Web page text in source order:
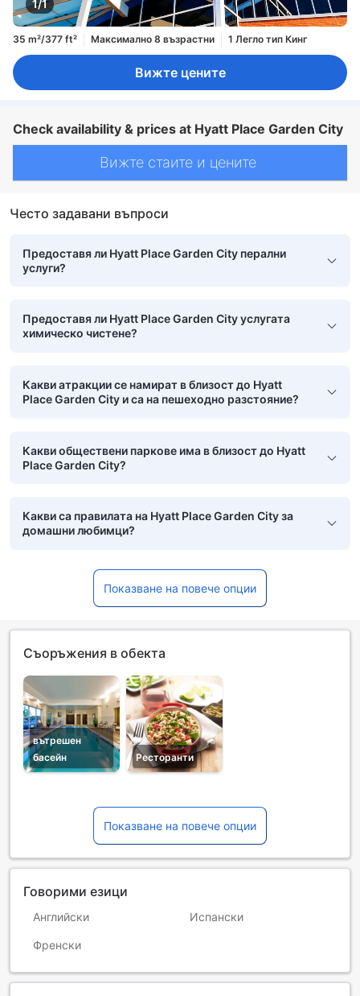
1/1
35 m²/377 ft² Максимално 8 възрастни 1 Легло тип Кинг
Вижте цените
Check availability & prices at Hyatt Place Garden City
Вижте стаите и цените
Често задавани въпроси
Предоставя ли Hyatt Place Garden City перални
услуги?
Предоставя ли Hyatt Place Garden City услугата
химическо чистене?
Какви атракции се намират в близост до Hyatt
Place Garden City и са на пешеходно разстояние?
Какви обществени паркове има в близост до Hyatt
Place Garden City?
Какви са правилата на Hyatt Place Garden City за
домашни любимци?
Показване на повече опции
Съоръжения в обекта
вътрешен
басейн
Ресторанти
Показване на повече опции
Говорими езици
Английски Испански
Френски